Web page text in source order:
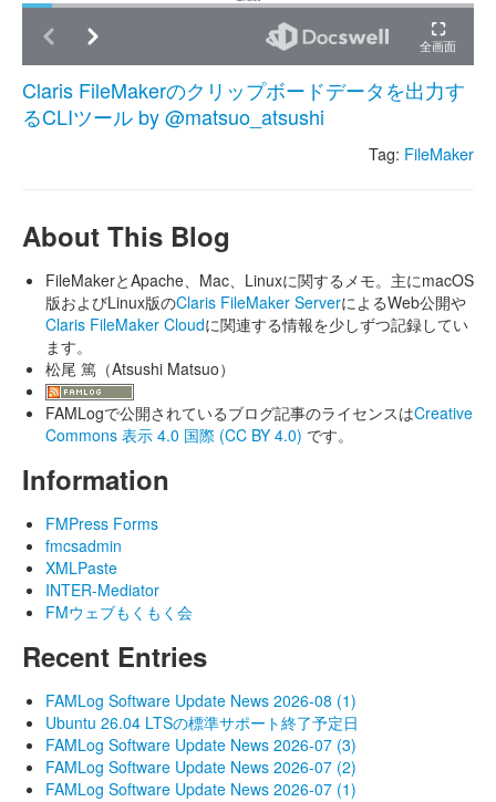
Claris FileMakerのクリップボードデータを出力す
るCLIツール by @matsuo_atsushi
Tag: FileMaker
About This Blog
FileMakerとApache、Mac、Linuxに関するメモ。主にmacOS
版およびLinux版のClaris FileMaker ServerによるWeb公開や
Claris FileMaker Cloudに関連する情報を少しずつ記録してい
ます。
松尾 篤（Atsushi Matsuo）
FAMLogで公開されているブログ記事のライセンスはCreative
Commons 表示 4.0 国際 (CC BY 4.0) です。
Information
FMPress Forms
fmcsadmin
XMLPaste
INTER-Mediator
FMウェブもくもく会
Recent Entries
FAMLog Software Update News 2026-08 (1)
Ubuntu 26.04 LTSの標準サポート終了予定日
FAMLog Software Update News 2026-07 (3)
FAMLog Software Update News 2026-07 (2)
FAMLog Software Update News 2026-07 (1)